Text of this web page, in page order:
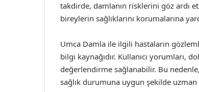
takdirde, damlanın risklerini göz ardı
bireylerin sağlıklarını korumalarına
Umca Damla ile ilgili hastaların
bilgi kaynağıdır. Kullanıcı yorumları,
değerlendirme sağlanabilir. Bu
sağlık durumuna uygun şekilde